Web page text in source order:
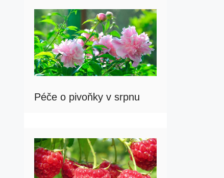
Péče o pivoňky v srpnu